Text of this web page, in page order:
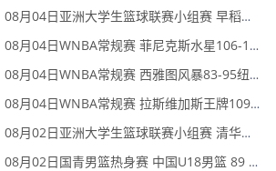
2026年08月04日 08月04日亚洲大学生篮球联赛小组赛 早稻田大学 71 - 86 清华大学 集锦
2026年08月04日 08月04日WNBA常规赛 菲尼克斯水星106-101芝加哥天空 全场集锦
2026年08月04日 08月04日WNBA常规赛 西雅图风暴83-95纽约自由人 全场集锦
2026年08月04日 08月04日WNBA常规赛 拉斯维加斯王牌109-87亚特兰大梦想 全场集锦
2026年08月02日 08月02日亚洲大学生篮球联赛小组赛 清华大学 87 - 65 悉尼大学 集锦
2026年08月02日 08月02日国青男篮热身赛 中国U18男篮 89 - 52 纽纳华丁闪电队 集锦